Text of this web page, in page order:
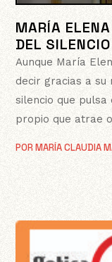
MARÍA
DEL SILENCIO
PORMARÍA CLAUDIA
Aunque María
decir gracias a su
silencio que
propio que atrae